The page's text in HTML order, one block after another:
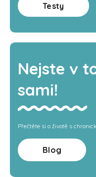
Testy
Nejste v
sami!
Přečtěte si o životě s
Blog